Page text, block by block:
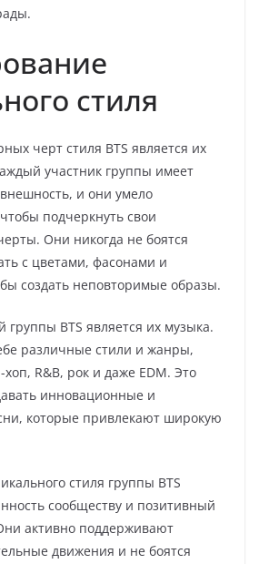
стиля
черт стиля BTS является их
участник группы имеет
и они умело
подчеркнуть свои
Они никогда не боятся
с цветами, фасонами и
создать неповторимые образы.
BTS является их музыка.
различные стили и жанры,
R&B, рок и даже EDM. Это
инновационные и
которые привлекают широкую
стиля группы BTS
сообществу и позитивный
активно поддерживают
движения и не боятся